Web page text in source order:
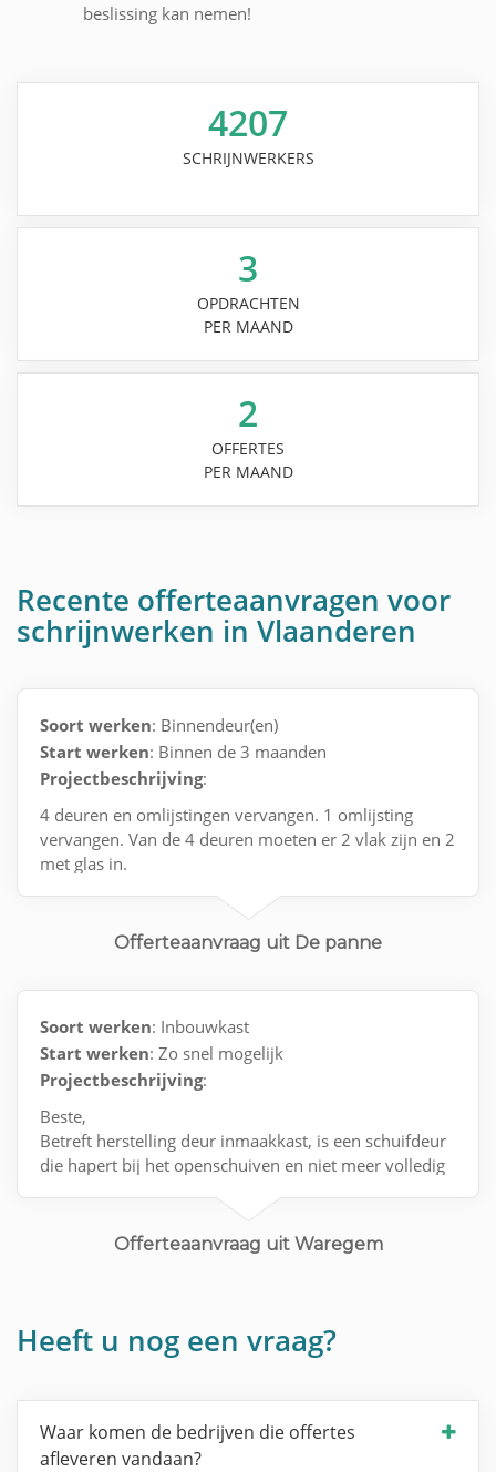
beslissing kan nemen!
4207
SCHRIJNWERKERS
3
OPDRACHTEN
PER MAAND
2
OFFERTES
PER MAAND
Recente offerteaanvragen voor
schrijnwerken in Vlaanderen
Soort werken: Binnendeur(en)
Start werken: Binnen de 3 maanden
Projectbeschrijving:
4 deuren en omlijstingen vervangen. 1 omlijsting
vervangen. Van de 4 deuren moeten er 2 vlak zijn en 2
met glas in.
Offerteaanvraag uit De panne
Soort werken: Inbouwkast
Start werken: Zo snel mogelijk
Projectbeschrijving:
Beste,
Betreft herstelling deur inmaakkast, is een schuifdeur
die hapert bij het openschuiven en niet meer volledig
Is voor een pand in Waregem.
Offerteaanvraag uit Waregem
Heeft u nog een vraag?
Waar komen de bedrijven die offertes
afleveren vandaan?